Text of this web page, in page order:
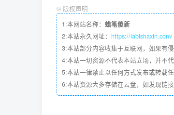
© 版权声明
1:本网站名称： 蜡笔傻新
2:本站永久网址： https://labishaxin.com/
3:本站部分内容收集于互联网，如果有
4:本站一切资源不代表本站立场，并不
5:本站一律禁止以任何方式发布或转载
6:本站资源大多存储在云盘，如发现链